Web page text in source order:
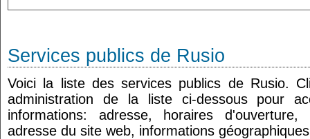
Services publics de Rusio
Voici la liste des services publics de Rusio.
administration de la liste ci-dessous pour
informations: adresse, horaires
adresse du site web, informations